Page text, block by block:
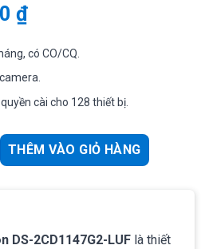
₫
có CO/CQ.
cài cho 128 thiết bị.
DS-2CD1147G2-LUF độ
THÊM VÀO GIỎ HÀNG
DS-2CD1147G2-LUF là thiết